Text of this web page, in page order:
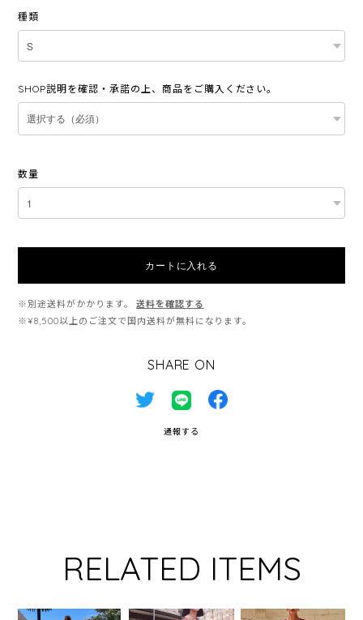
種類
SHOP説明を確認・承諾の上、商品をご購入ください。
数量
カートに入れる
※別途送料がかかります。
送料を確認する
※¥8,500以上のご注文で国内送料が無料になります。
SHARE ON
通報する
RELATED ITEMS